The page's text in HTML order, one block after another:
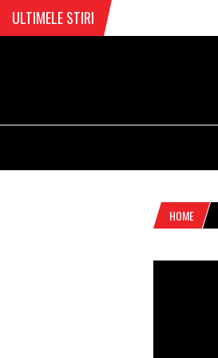
ULTIMELE STIRI
HOME